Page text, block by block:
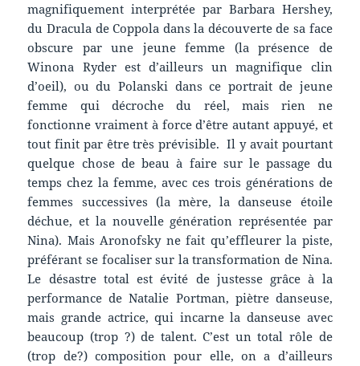
magnifiquement interprétée par Barbara Hershey,
du Dracula de Coppola dans la découverte de sa face
obscure par une jeune femme (la présence de
Winona Ryder est d’ailleurs un magnifique clin
d’oeil), ou du Polanski dans ce portrait de jeune
femme qui décroche du réel, mais rien ne
fonctionne vraiment à force d’être autant appuyé, et
tout finit par être très prévisible. Il y avait pourtant
quelque chose de beau à faire sur le passage du
temps chez la femme, avec ces trois générations de
femmes successives (la mère, la danseuse étoile
déchue, et la nouvelle génération représentée par
Nina). Mais Aronofsky ne fait qu’effleurer la piste,
préférant se focaliser sur la transformation de Nina.
Le désastre total est évité de justesse grâce à la
performance de Natalie Portman, piètre danseuse,
mais grande actrice, qui incarne la danseuse avec
beaucoup (trop ?) de talent. C’est un total rôle de
(trop de?) composition pour elle, on a d’ailleurs